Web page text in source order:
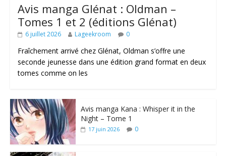
Avis manga Glénat : Oldman –
Tomes 1 et 2 (éditions Glénat)
6 juillet 2026 Lageekroom 0
Fraîchement arrivé chez Glénat, Oldman s’offre une
seconde jeunesse dans une édition grand format en deux
tomes comme on les
Avis manga Kana : Whisper it in the
Night – Tome 1
17 juin 2026 0